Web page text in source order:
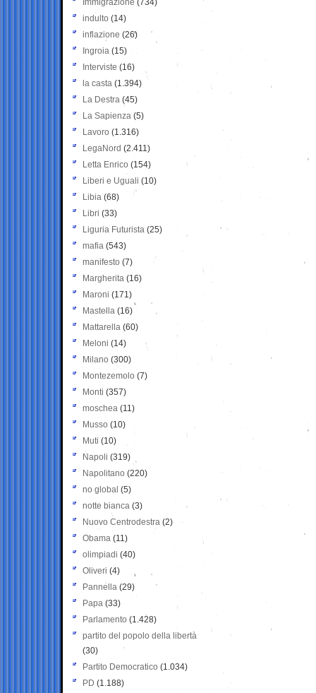
Immigrazione (734)
indulto (14)
inflazione (26)
Ingroia (15)
Interviste (16)
la casta (1.394)
La Destra (45)
La Sapienza (5)
Lavoro (1.316)
LegaNord (2.411)
Letta Enrico (154)
Liberi e Uguali (10)
Libia (68)
Libri (33)
Liguria Futurista (25)
mafia (543)
manifesto (7)
Margherita (16)
Maroni (171)
Mastella (16)
Mattarella (60)
Meloni (14)
Milano (300)
Montezemolo (7)
Monti (357)
moschea (11)
Musso (10)
Muti (10)
Napoli (319)
Napolitano (220)
no global (5)
notte bianca (3)
Nuovo Centrodestra (2)
Obama (11)
olimpiadi (40)
Oliveri (4)
Pannella (29)
Papa (33)
Parlamento (1.428)
partito del popolo della libertà
(30)
Partito Democratico (1.034)
PD (1.188)